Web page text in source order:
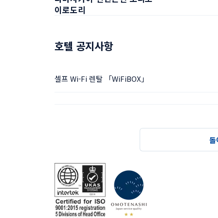
이로도리
호텔 공지사항
셀프 Wi-Fi 렌탈 「WiFiBOX」
돌